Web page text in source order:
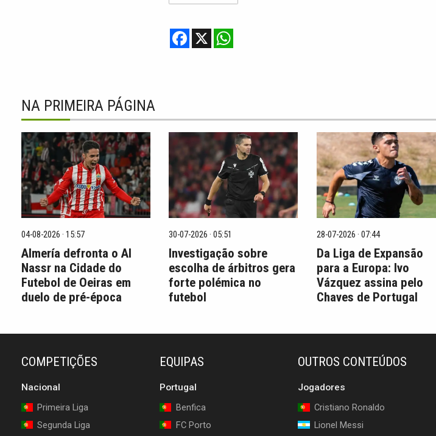
X
NA PRIMEIRA PÁGINA
04-08-2026 · 15:57
Almería defronta o Al
Nassr na Cidade do
Futebol de Oeiras em
duelo de pré-época
30-07-2026 · 05:51
Investigação sobre
escolha de árbitros gera
forte polémica no
futebol
28-07-2026 · 07:44
Da Liga de Expansão
para a Europa: Ivo
Vázquez assina pelo
Chaves de Portugal
COMPETIÇÕES
Nacional
Primeira Liga
Segunda Liga
EQUIPAS
Portugal
Benfica
FC Porto
OUTROS CONTEÚDOS
Jogadores
Cristiano Ronaldo
Lionel Messi